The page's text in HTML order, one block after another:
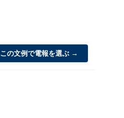
この文例で電報を選ぶ →